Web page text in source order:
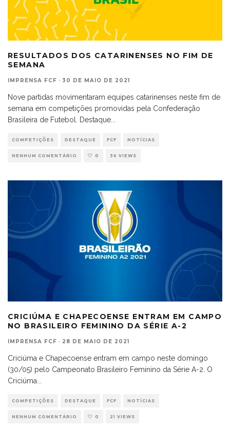
RESULTADOS DOS CATARINENSES NO FIM DE
SEMANA
IMPRENSA FCF · 30 DE MAIO DE 2021
Nove partidas movimentaram equipes catarinenses neste fim de
semana em competições promovidas pela Confederação
Brasileira de Futebol. Destaque...
COMPETIÇÕES DESTAQUE FCF NOTÍCIAS
NENHUM COMENTÁRIO 0 36 VIEWS
CRICIÚMA E CHAPECOENSE ENTRAM EM CAMPO
NO BRASILEIRO FEMININO DA SÉRIE A-2
IMPRENSA FCF · 28 DE MAIO DE 2021
Criciúma e Chapecoense entram em campo neste domingo
(30/05) pelo Campeonato Brasileiro Feminino da Série A-2. O
Criciúma
COMPETIÇÕES DESTAQUE FCF NOTÍCIAS
NENHUM COMENTÁRIO 0 21 VIEWS